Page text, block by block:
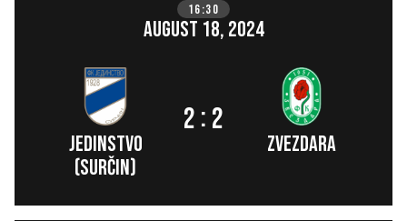
August 18, 2024
16:30
Jedinstvo
(Surčin)
2 : 2
ZVEZDARA